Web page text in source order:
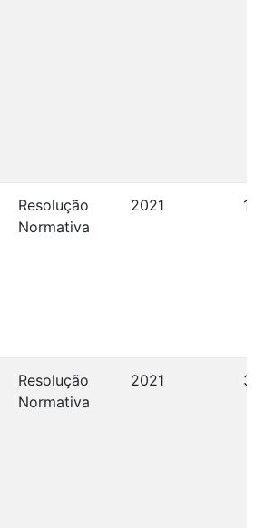
Resolução
Normativa
2021 16/
Resolução
Normativa
2021 30/